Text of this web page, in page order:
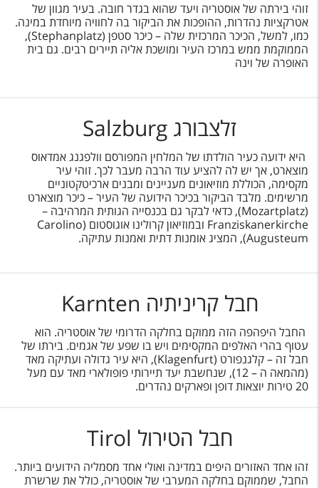
זוהי בירתה של אוסטריה ויעד שהוא בגדר חובה. בעיר מגוון של
אטרקציות נהדרות, ההופכות את הביקור בה לחוויה מיוחדת במינה.
כמו, למשל, הכיכר המרכזית שלה – כיכר סטפן (Stephanplatz),
הממוקמת ממש במרכז העיר ומושכת אליה תיירים רבים. גם בית
האופרה של וינה
זלצבורג Salzburg
היא ידועה כעיר הולדתו של המלחין המפורסם וולפגנג אמדאוס
מוצארט, אך יש לה להציע עוד הרבה מעבר לכך. זוהי עיר
מקסימה, הכוללת מוזיאונים מעניינים ומבנים ארכיטקטוניים
מרשימים. מלבד הביקור בכיכר הידועה של העיר – כיכר מוצארט
(Mozartplatz), כדאי לבקר גם בכנסייה הגותית המרהיבה –
Franziskanerkirche ובמוזיאון קרולינו אוגוסטום (Carolino
Augusteum), המציג אומנות דתית ואמנות עתיקה.
חבל קריניתיה Karnten
החבל היפהפה הזה ממוקם בחלקה הדרומי של אוסטריה. הוא
עטוף בהרי האלפים המקסימים ויש בו שפע של אגמים. בירתו של
חבל זה – קלגנפורט (Klagenfurt), היא עיר גדולה ועתיקה מאד
(מהמאה ה – 12), שנחשבת יעד תיירותי פופולארי מאד עם מעל
20 טירות יוצאות דופן ופארקים נהדרים.
חבל הטירול Tirol
זהו אחד האזורים היפים במדינה ואולי אחד מסמליה הידועים ביותר.
החבל, שממוקם בחלקה המערבי של אוסטריה, כולל את שרשרת